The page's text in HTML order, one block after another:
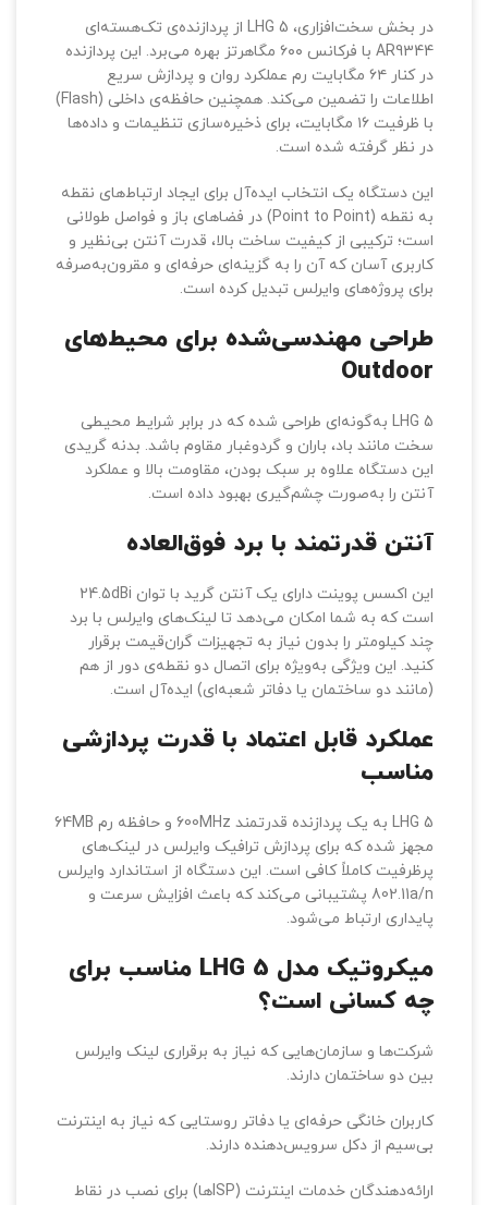
قدرت پردازش قابل‌اعتماد
در بخش سخت‌افزاری، LHG 5 از پردازنده‌ی تک‌هسته‌ای
AR9344 با فرکانس ۶۰۰ مگاهرتز بهره می‌برد. این پردازنده
در کنار ۶۴ مگابایت رم عملکرد روان و پردازش سریع
در نظر گرفته شده است.
این دستگاه یک انتخاب ایده‌آل برای ایجاد ارتباط‌های نقطه
به نقطه (Point to Point) در فضاهای باز و فواصل طولانی
است؛ ترکیبی از کیفیت ساخت بالا، قدرت آنتن بی‌نظیر و
برای پروژه‌های وایرلس تبدیل کرده است.
طراحی مهندسی‌شده برای محیط‌های
Outdoor
LHG 5 به‌گونه‌ای طراحی شده که در برابر شرایط محیطی
سخت مانند باد، باران و گردوغبار مقاوم باشد. بدنه گریدی
آنتن را به‌صورت چشم‌گیری بهبود داده است.
آنتن قدرتمند با برد فوق‌العاده
این اکسس پوینت دارای یک آنتن گرید با توان 24.5dBi
است که به شما امکان می‌دهد تا لینک‌های وایرلس با برد
چند کیلومتر را بدون نیاز به تجهیزات گران‌قیمت برقرار
(مانند دو ساختمان یا دفاتر شعبه‌ای) ایده‌آل است.
عملکرد قابل اعتماد با قدرت پردازشی
مناسب
LHG 5 به یک پردازنده قدرتمند 600MHz و حافظه رم 64MB
مجهز شده که برای پردازش ترافیک وایرلس در لینک‌های
پرظرفیت کاملاً کافی است. این دستگاه از استاندارد وایرلس
پایداری ارتباط می‌شود.
چه کسانی است؟
بین دو ساختمان دارند.
بی‌سیم از دکل سرویس‌دهنده دارند.